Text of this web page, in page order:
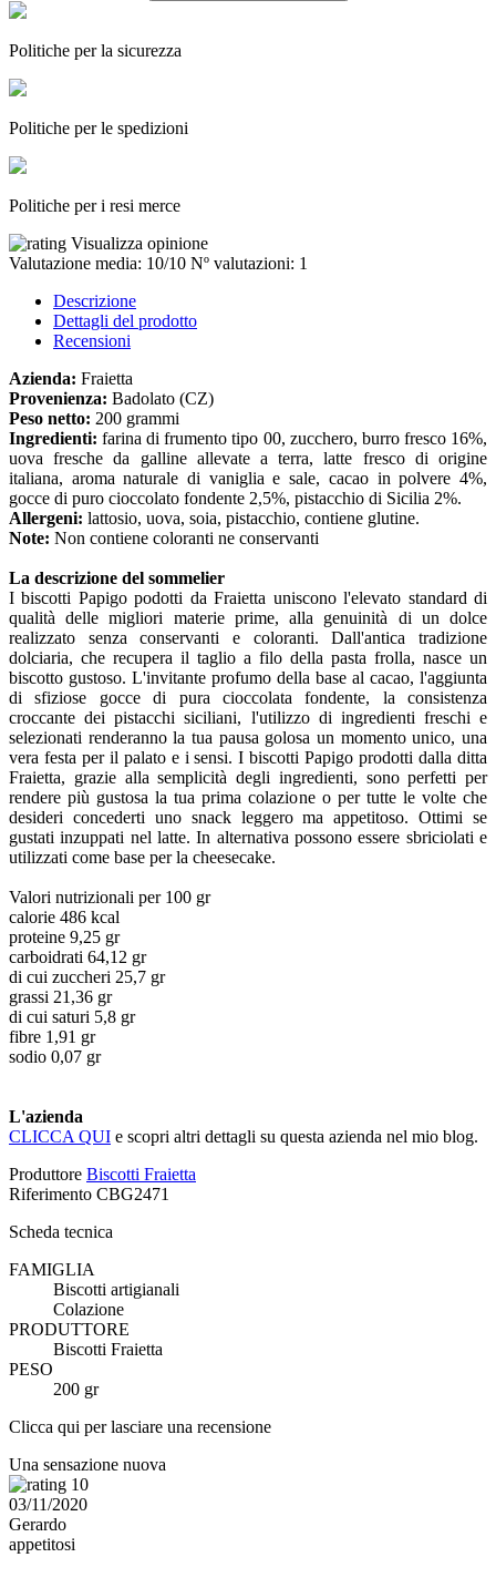
Politiche per la sicurezza
Politiche per le spedizioni
Politiche per i resi merce
Visualizza opinione
Valutazione media: 10/10 Nº valutazioni: 1
Descrizione
Dettagli del prodotto
Recensioni
Azienda: Fraietta
Provenienza: Badolato (CZ)
Peso netto: 200 grammi
Ingredienti:farina di frumento tipo 00, zucchero, burro fresco 16%,
uova fresche da galline allevate a terra, latte fresco di origine
italiana, aroma naturale di vaniglia e sale, cacao in polvere 4%,
gocce di puro cioccolato fondente 2,5%, pistacchio di Sicilia 2%.
Allergeni: lattosio, uova, soia, pistacchio, contiene glutine.
Note: Non contiene coloranti ne conservanti
La descrizione del sommelier
I biscotti Papigo podotti da Fraietta uniscono l'elevato standard di
qualità delle migliori materie prime, alla genuinità di un dolce
realizzato senza conservanti e coloranti. Dall'antica tradizione
dolciaria, che recupera il taglio a filo della pasta frolla, nasce un
biscotto gustoso. L'invitante profumo della base al cacao, l'aggiunta
di sfiziose gocce di pura cioccolata fondente, la consistenza
croccante dei pistacchi siciliani, l'utilizzo di ingredienti freschi e
selezionati renderanno la tua pausa golosa un momento unico, una
vera festa per il palato e i sensi.I biscotti Papigo prodotti dalla ditta
Fraietta, grazie alla semplicità degli ingredienti, sono perfetti per
rendere più gustosa la tua prima colazione o per tutte le volte che
desideri concederti uno snack leggero ma appetitoso. Ottimi se
gustati inzuppati nel latte. In alternativa possono essere sbriciolati e
utilizzati come base per la cheesecake.
Valori nutrizionali per 100 gr
calorie 486 kcal
proteine 9,25 gr
carboidrati 64,12 gr
di cui zuccheri 25,7 gr
grassi 21,36 gr
di cui saturi 5,8 gr
fibre 1,91 gr
sodio 0,07 gr
L'azienda
CLICCA QUI e scopri altri dettagli su questa azienda nel mio blog.
Produttore Biscotti Fraietta
Riferimento CBG2471
Scheda tecnica
FAMIGLIA
Biscotti artigianali
Colazione
PRODUTTORE
Biscotti Fraietta
PESO
200 gr
Clicca qui per lasciare una recensione
Una sensazione nuova
10
03/11/2020
Gerardo
appetitosi